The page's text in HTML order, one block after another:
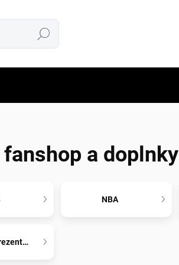
Hľadať
a doplnky
NBA
Reprezentácia